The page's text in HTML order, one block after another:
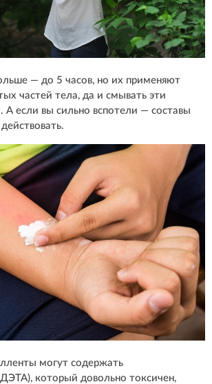
— до 5 часов, но их применяют
частей тела, да и смывать эти
А если вы сильно вспотели — составы
могут содержать
который довольно токсичен,